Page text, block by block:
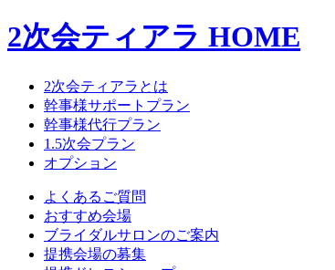
2次会ティアラ HOME
2次会ティアラとは
幹事様サポートプラン
幹事様代行プラン
1.5次会プラン
オプション
よくあるご質問
おすすめ会場
ブライダルサロンのご案内
提携会場の募集